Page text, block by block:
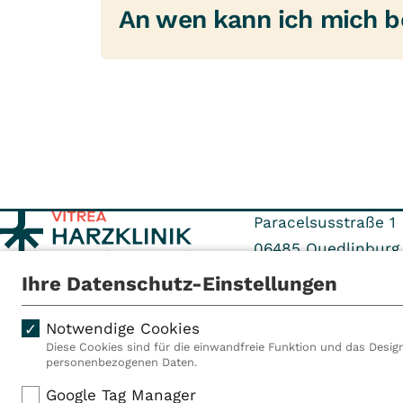
Für weitere detaillierte
werden. Je nach
Sie jedoch, auf die
22.30 Uhr.
An wen kann ich mich
Paracelsusstraße 1
06485Quedlinburg
Tel: 039485 99-0
Ihre Datenschutz-Einstellungen
Notwendige Cookies
Diese Cookies sind für die einwandfreie Funktion und das
personenbezogenen Daten.
Google Tag Manager